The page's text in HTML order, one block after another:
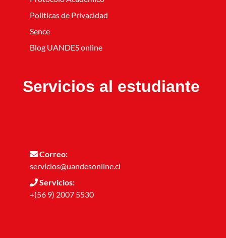
Políticas de Privacidad
Sence
Blog UANDES online
Servicios al estudiante
Correo:
servicios@uandesonline.cl
Servicios:
+(56 9) 2007 5530